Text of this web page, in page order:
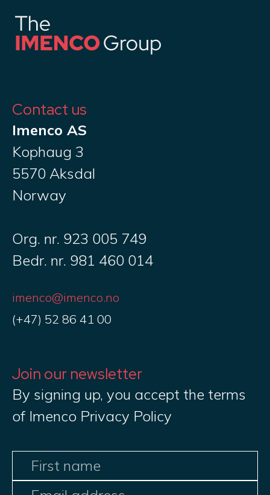
Contact us
Imenco AS
Kophaug 3
5570 Aksdal
Norway
Org. nr. 923 005 749
Bedr. nr. 981 460 014
imenco@imenco.no
(+47) 52 86 41 00
Join our newsletter
By signing up, you accept the terms
of Imenco Privacy Policy